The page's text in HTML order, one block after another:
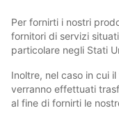
Per fornirti i nostri
fornitori di servizi
particolare negli Stati
Inoltre, nel caso in cui
verranno effettuati
al fine di fornirti le